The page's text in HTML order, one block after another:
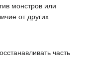
монстров или
от других
часть